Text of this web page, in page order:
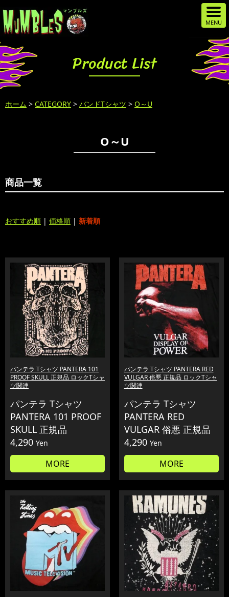
Product List
ホーム > CATEGORY > バンドTシャツ > O～U
O～U
商品一覧
おすすめ順 | 価格順 | 新着順
パンテラ Tシャツ PANTERA 101
PROOF SKULL 正規品 ロックTシャ
ツ関連
パンテラ Tシャツ
PANTERA 101 PROOF
SKULL 正規品
4,290 Yen
MORE
パンテラ Tシャツ PANTERA RED
VULGAR 俗悪 正規品 ロックTシャ
ツ関連
パンテラ Tシャツ
PANTERA RED
VULGAR 俗悪 正規品
4,290 Yen
MORE